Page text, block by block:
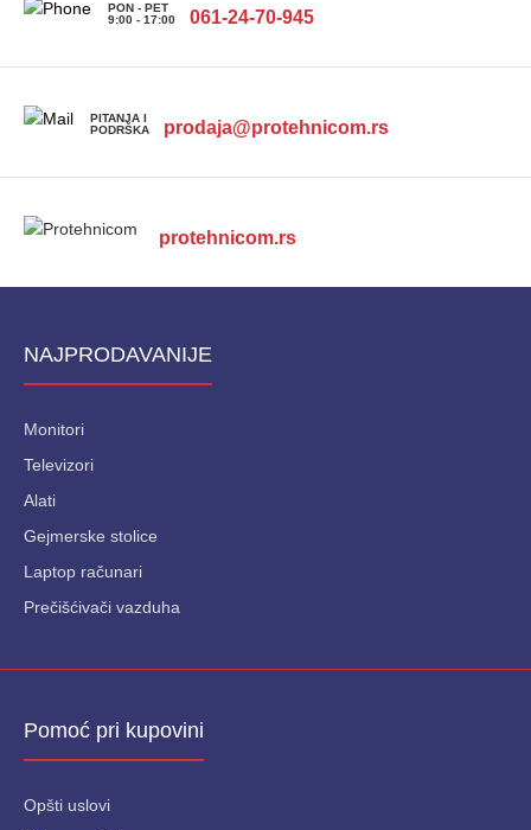
PON - PET
9:00 - 17:00
061-24-70-945
PITANJA I
PODRŠKA
prodaja@protehnicom.rs
protehnicom.rs
NAJPRODAVANIJE
Monitori
Televizori
Alati
Gejmerske stolice
Laptop računari
Prečišćivači vazduha
Pomoć pri kupovini
Opšti uslovi